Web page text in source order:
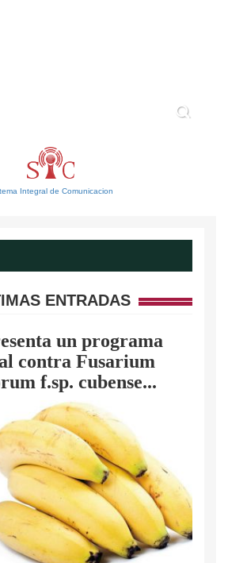
Integral de Comunicacion
ENTRADAS
un programa
contra Fusarium
f.sp. cubense...